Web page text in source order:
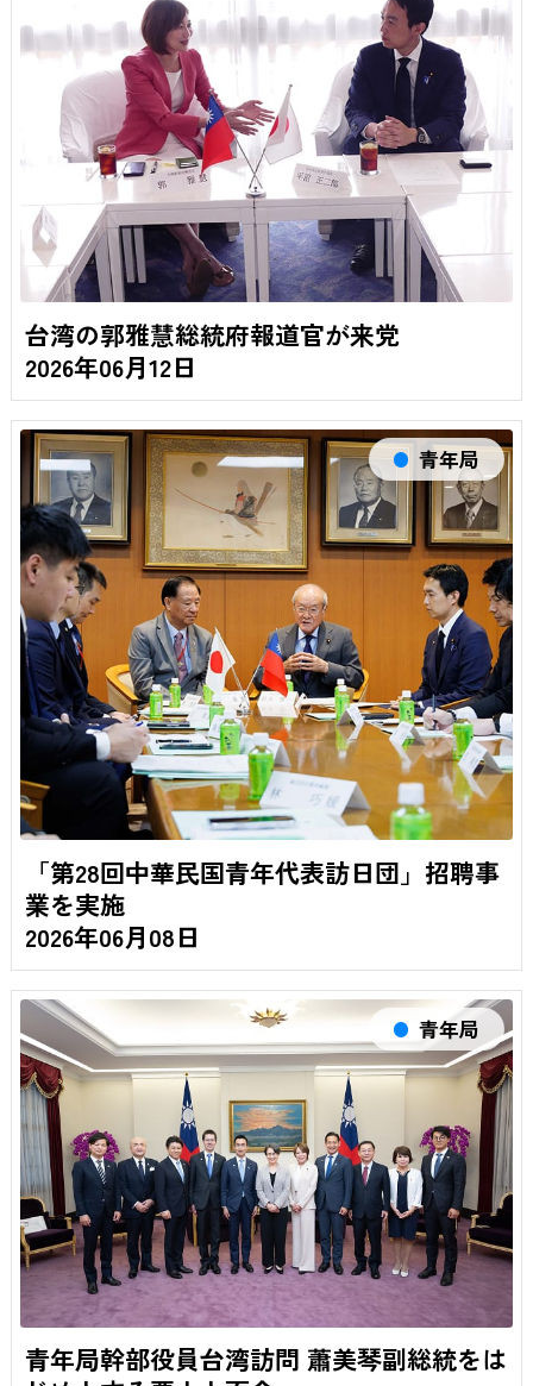
台湾の郭雅慧総統府報道官が来党
2026年06月12日
青年局
「第28回中華民国青年代表訪日団」招聘事
業を実施
2026年06月08日
青年局
青年局幹部役員台湾訪問 蕭美琴副総統をは